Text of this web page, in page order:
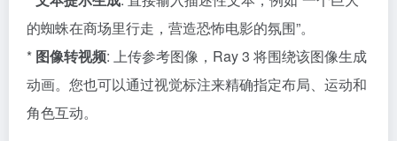
的蜘蛛在商场里行走，营造恐怖电影的氛围”。
* 图像转视频: 上传参考图像，Ray 3 将围绕该图像生成
动画。您也可以通过视觉标注来精确指定布局、运动和
角色互动。